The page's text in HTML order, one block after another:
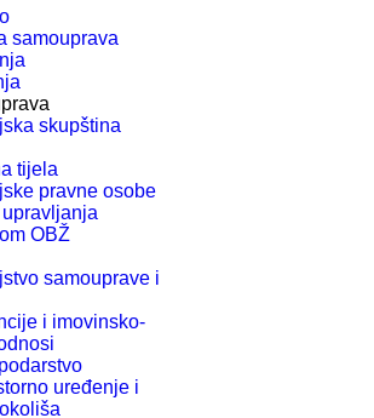
samouprava
skupština
tijela
pravne osobe
OBŽ
samouprave i
i imovinsko-
uređenje i